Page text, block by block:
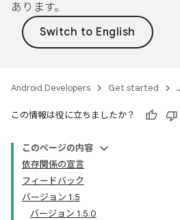
あります。
Android Developers Get started
この情報は役に立ちましたか？
このページの内容
依存関係の宣言
フィードバック
バージョン 1.5
バージョン 1.5.0